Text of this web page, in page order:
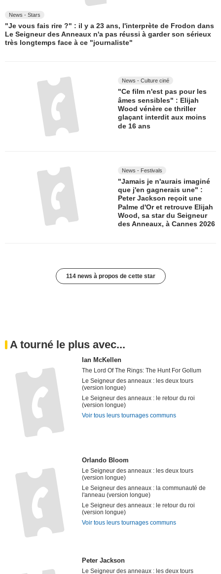
News - Stars
"Je vous fais rire ?" : il y a 23 ans, l'interprète de Frodon dans
Le Seigneur des Anneaux n'a pas réussi à garder son sérieux
très longtemps face à ce "journaliste"
News - Culture ciné
"Ce film n'est pas pour les
âmes sensibles" : Elijah
Wood vénère ce thriller
glaçant interdit aux moins
de 16 ans
News - Festivals
"Jamais je n'aurais imaginé
que j'en gagnerais une" :
Peter Jackson reçoit une
Palme d'Or et retrouve Elijah
Wood, sa star du Seigneur
des Anneaux, à Cannes 2026
114 news à propos de cette star
A tourné le plus avec...
Ian McKellen
The Lord Of The Rings: The Hunt For Gollum
Le Seigneur des anneaux : les deux tours
(version longue)
Le Seigneur des anneaux : le retour du roi
(version longue)
Voir tous leurs tournages communs
Orlando Bloom
Le Seigneur des anneaux : les deux tours
(version longue)
Le Seigneur des anneaux : la communauté de
l'anneau (version longue)
Le Seigneur des anneaux : le retour du roi
(version longue)
Voir tous leurs tournages communs
Peter Jackson
Le Seigneur des anneaux : les deux tours